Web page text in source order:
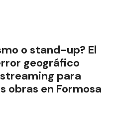
o stand-up? El
geográfico
para
obras en Formosa